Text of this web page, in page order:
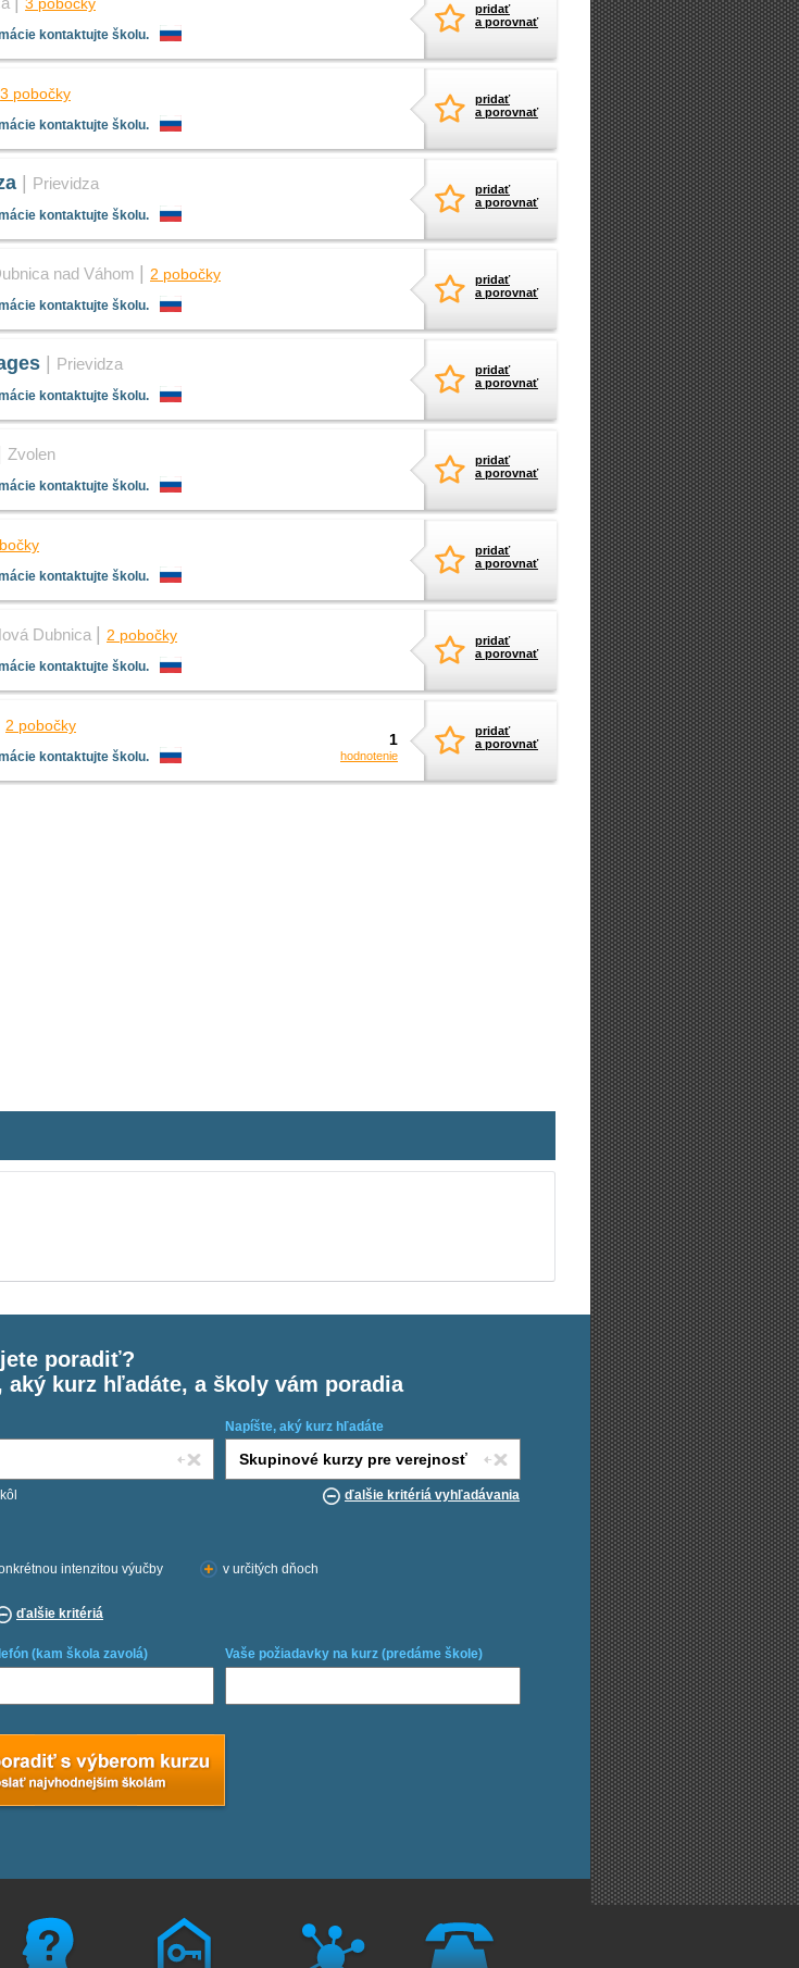
pridať
a porovnať
kontaktujte školu.
pridať
a porovnať
3 pobočky
kontaktujte školu.
pridať
a porovnať
Prievidza
kontaktujte školu.
pridať
a porovnať
nad Váhom 2 pobočky
kontaktujte školu.
pridať
a porovnať
Prievidza
kontaktujte školu.
pridať
a porovnať
Zvolen
kontaktujte školu.
pridať
a porovnať
kontaktujte školu.
pridať
a porovnať
Dubnica 2 pobočky
kontaktujte školu.
pridať
a porovnať
1
hodnotenie
2 pobočky
kontaktujte školu.
poradiť?
aký kurz hľadáte, a školy vám poradia
Napíšte, aký kurz hľadáte
ďalšie kritériá vyhľadávania
intenzitou výučby v určitých dňoch
ďalšie kritériá
(kam škola zavolá) Vaše požiadavky na kurz (predáme škole)